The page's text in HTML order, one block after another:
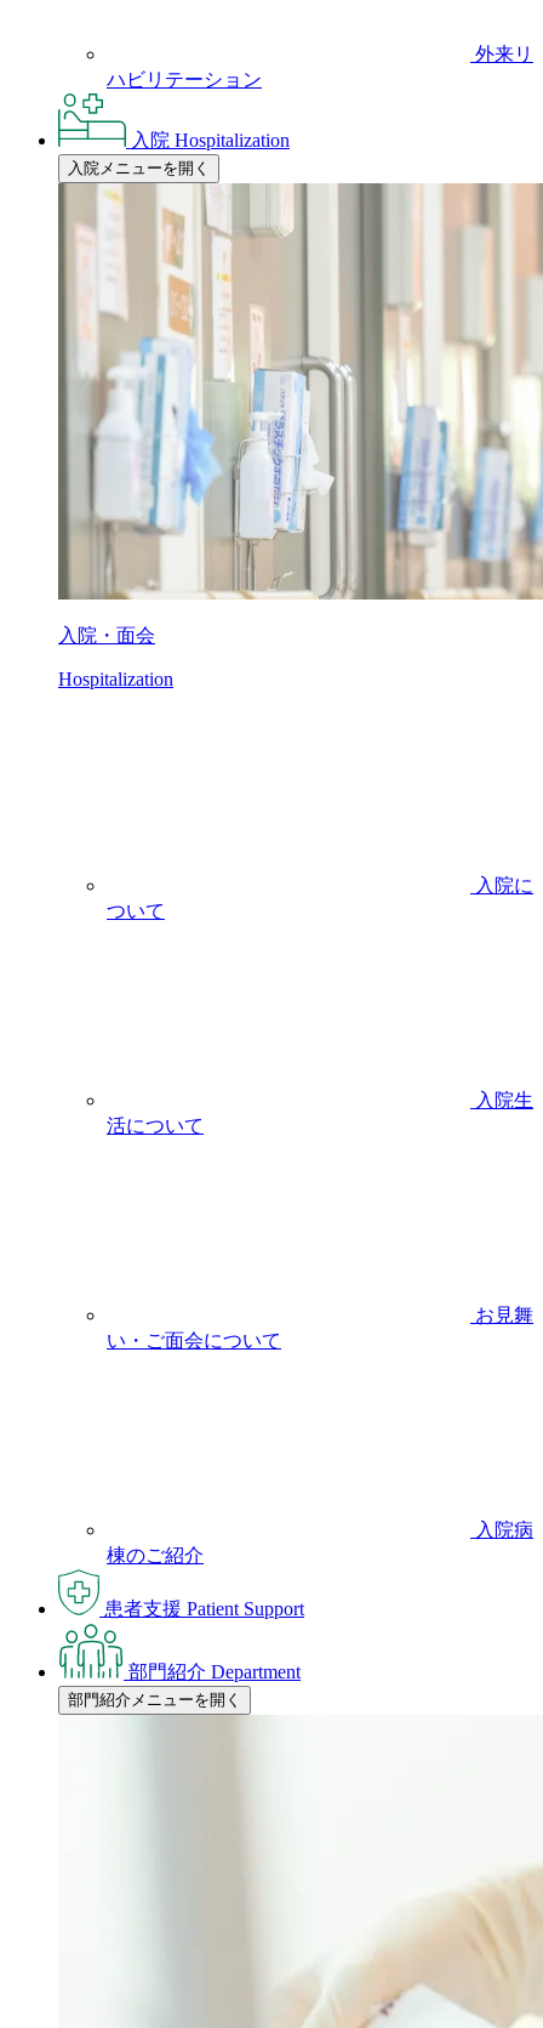
外来リ
ハビリテーション
入院 Hospitalization
入院メニューを開く
入院・面会
Hospitalization
入院に
ついて
入院生
活について
お見舞
い・ご面会について
入院病
棟のご紹介
患者支援 Patient Support
部門紹介 Department
部門紹介メニューを開く